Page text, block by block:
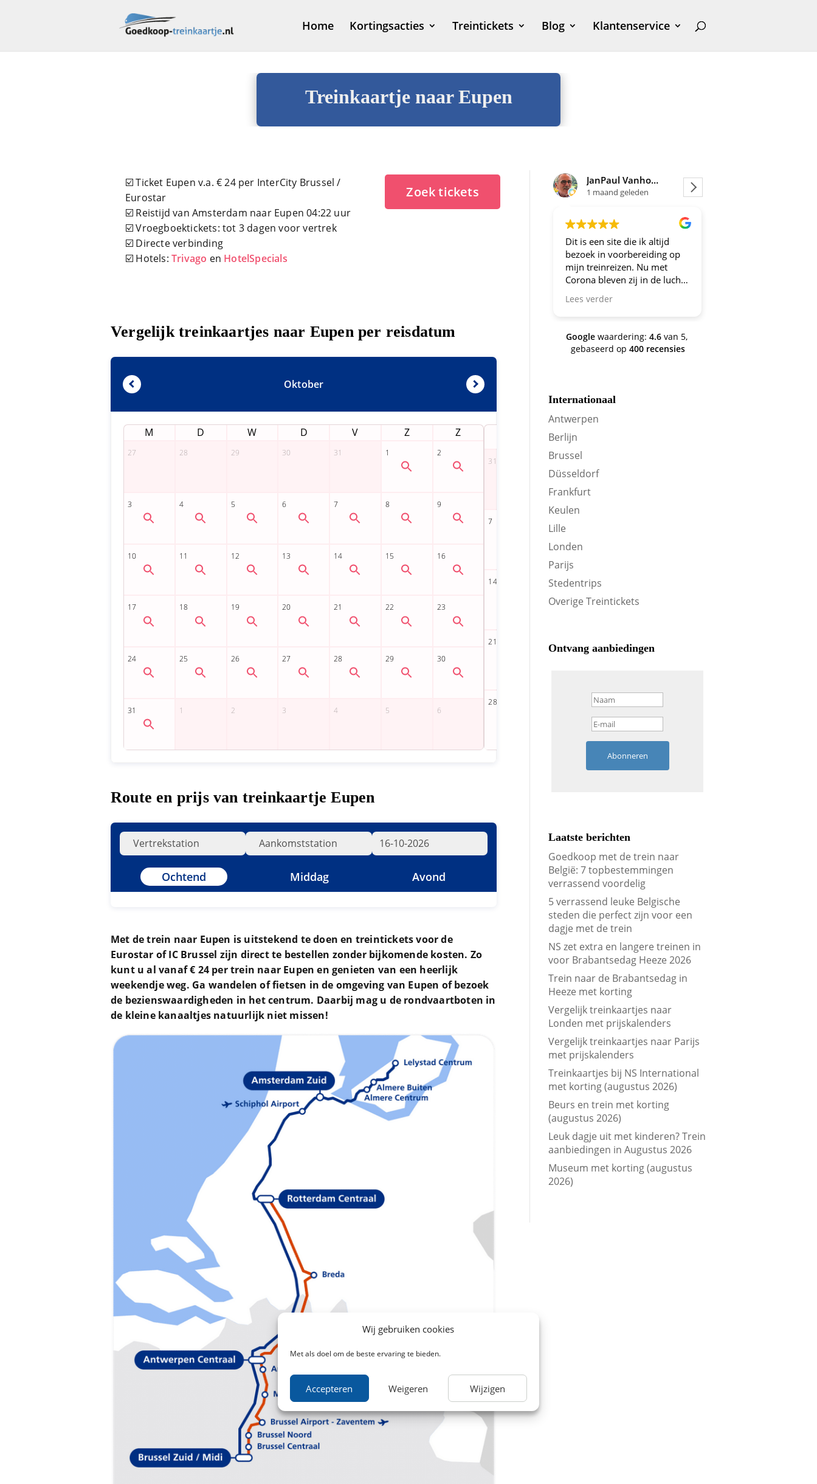
Wij gebruiken cookies
Met als doel om de beste ervaring te bieden.
Accepteren Weigeren Wijzigen
Home Kortingsacties Treintickets Blog Klantenservice
Treinkaartje naar Eupen
☑️ Ticket Eupen v.a. € 24 per InterCity Brussel /
Eurostar
☑️ Reistijd van Amsterdam naar Eupen 04:22 uur
☑️ Vroegboektickets: tot 3 dagen voor vertrek
☑️ Directe verbinding
☑️ Hotels: Trivago en HotelSpecials
Zoek tickets
Vergelijk treinkaartjes naar Eupen per reisdatum
Oktober
M D W D V Z Z D
Route en prijs van treinkaartje Eupen
Ochtend Middag Avond
Met de trein naar Eupen is uitstekend te doen en treintickets voor de
Eurostar of IC Brussel zijn direct te bestellen zonder bijkomende kosten. Zo
kunt u al vanaf € 24 per trein naar Eupen en genieten van een heerlijk
weekendje weg. Ga wandelen of fietsen in de omgeving van Eupen of bezoek
de bezienswaardigheden in het centrum. Daarbij mag u de rondvaartboten in
de kleine kanaaltjes natuurlijk niet missen!
JanPaul Vanhoven
1 maand geleden
Dit is een site die ik altijd
bezoek in voorbereiding op
mijn treinreizen. Nu met
Corona bleven zij in de lucht.
Bravo en ga zo door! En nu
zijn we een aantal jaren
site om je te oriënteren op
trein-voordeel!
Lees verder
Google waardering: 4.6 van 5,
gebaseerd op400 recensies
Internationaal
Antwerpen
Berlijn
Brussel
Düsseldorf
Frankfurt
Keulen
Lille
Londen
Parijs
Stedentrips
Overige Treintickets
Ontvang aanbiedingen
Abonneren
Laatste berichten
Goedkoop met de trein naar
België: 7 topbestemmingen
verrassend voordelig
5 verrassend leuke Belgische
steden die perfect zijn voor een
dagje met de trein
NS zet extra en langere treinen in
voor Brabantsedag Heeze 2026
Trein naar de Brabantsedag in
Heeze met korting
Vergelijk treinkaartjes naar
Londen met prijskalenders
Vergelijk treinkaartjes naar Parijs
met prijskalenders
Treinkaartjes bij NS International
met korting (augustus 2026)
Beurs en trein met korting
(augustus 2026)
Leuk dagje uit met kinderen? Trein
aanbiedingen in Augustus 2026
Museum met korting (augustus
2026)